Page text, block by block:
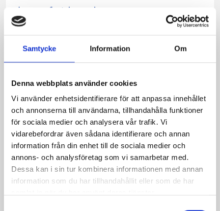
Samtycke Information Om
Denna webbplats använder cookies
Vi använder enhetsidentifierare för att anpassa innehållet
och annonserna till användarna, tillhandahålla funktioner
för sociala medier och analysera vår trafik. Vi
vidarebefordrar även sådana identifierare och annan
information från din enhet till de sociala medier och
annons- och analysföretag som vi samarbetar med.
Dessa kan i sin tur kombinera informationen med annan
information som du har tillhandahållit eller som de har
Janssons frestelse med
rödbetor
Relaterade recept:
frestelse janssons jansson
Dela
på
Facebook
Dela
på
Twitter
Dela
på
Pinterest
Dela
via
e-
post
Skriv
ut